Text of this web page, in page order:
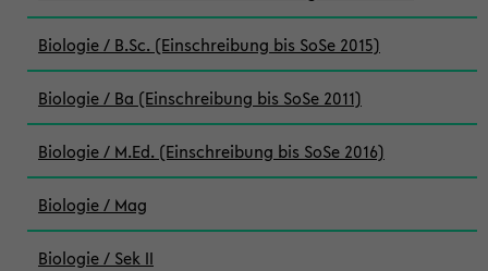
Biologie / B.Sc. (Einschreibung bis SoSe 2015)
Biologie / Ba (Einschreibung bis SoSe 2011)
Biologie / M.Ed. (Einschreibung bis SoSe 2016)
Biologie / Mag
Biologie / Sek II